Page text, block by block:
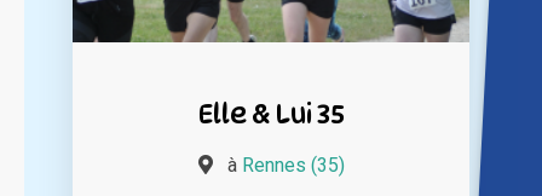
Elle & Lui 35
à Rennes (35)